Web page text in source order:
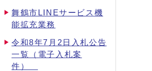
舞鶴市LINEサービス機
能拡充業務
令和8年7月2日入札公告
一覧（電子入札案
件）